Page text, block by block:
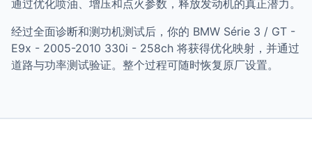
通过优化喷油、增压和点火参数，释放发动机的真正潜力。
经过全面诊断和测功机测试后，你的 BMW Série 3 / GT -
E9x - 2005-2010 330i - 258ch 将获得优化映射，并通过
道路与功率测试验证。整个过程可随时恢复原厂设置。